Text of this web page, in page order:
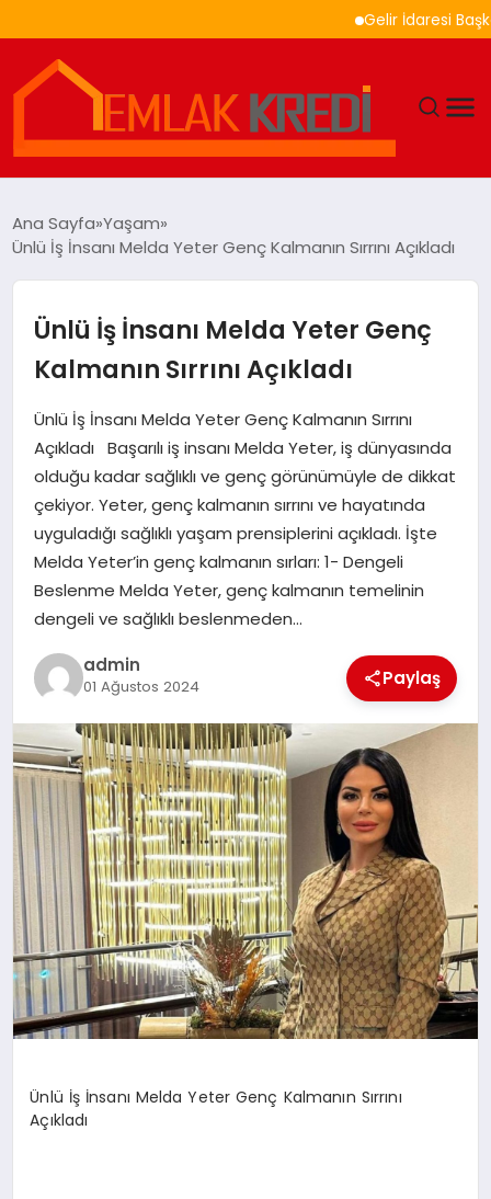
Gelir İdaresi
EKONOMI
DÜNYA
EĞITIM
MAGAZIN
SAĞLIK
SIYASET
SPOR
TEKNOLOJI
Ana Sayfa Yaşam
Ünlü İş İnsanı Melda Yeter Genç Kalmanın Sırrını Açıkladı
Ünlü İş İnsanı Melda Yeter Genç
Kalmanın Sırrını Açıkladı
Ünlü İş İnsanı Melda Yeter Genç Kalmanın Sırrını
Açıkladı Başarılı iş insanı Melda Yeter, iş dünyasında
olduğu kadar sağlıklı ve genç görünümüyle de dikkat
çekiyor. Yeter, genç kalmanın sırrını ve hayatında
uyguladığı sağlıklı yaşam prensiplerini açıkladı. İşte
Melda Yeter’in genç kalmanın sırları: 1- Dengeli
Beslenme Melda Yeter, genç kalmanın temelinin
dengeli ve sağlıklı beslenmeden…
admin
01 Ağustos 2024 Paylaş
Ünlü İş İnsanı Melda Yeter Genç Kalmanın Sırrını
Açıkladı